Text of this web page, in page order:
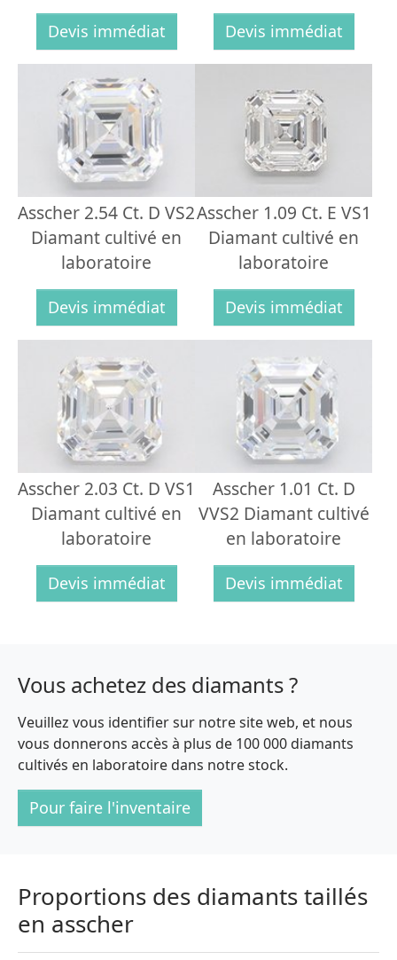
Devis immédiat Devis immédiat
Asscher 2.54 Ct. D VS2
Diamant cultivé en
laboratoire
Devis immédiat
Asscher 1.09 Ct. E VS1
Diamant cultivé en
laboratoire
Devis immédiat
Asscher 2.03 Ct. D VS1
Diamant cultivé en
laboratoire
Devis immédiat
Asscher 1.01 Ct. D
VVS2 Diamant cultivé
en laboratoire
Devis immédiat
Vous achetez des diamants ?
Veuillez vous identifier sur notre site web, et nous
vous donnerons accès à plus de 100 000 diamants
cultivés en laboratoire dans notre stock.
Pour faire l'inventaire
Proportions des diamants taillés
en asscher